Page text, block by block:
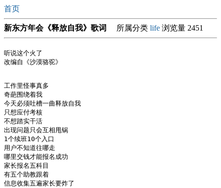
首页
新东方年会《释放自我》歌词 所属分类 life 浏览量 2451
听说这个火了
改编自《沙漠骆驼》
工作里怪事真多
奇葩围绕着我
今天必须吐槽一曲释放自我
只想应付考核
不想踏实干活
出现问题只会互相甩锅
1个续班10个入口
用户不知道往哪走
哪里交钱才能报名成功
家长报名五科目
有五个助教跟着
信息收集五遍家长要炸了